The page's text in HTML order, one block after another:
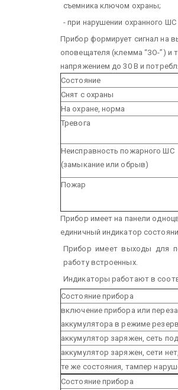
съемника ключом охраны;
- при нарушении охранного
Прибор формирует сигнал на
оповещателя (клемма “ЗО-”) и
напряжением до 30 В и
Состояние
Снят с охраны
На охране, норма
Тревога
Неисправность пожарного ШС
(замыкание или обрыв)
Пожар
Прибор имеет на панели
единичный индикатор
Прибор имеет выходы для
работу встроенных.
Индикаторы работают в
Состояние прибора
включение прибора или
аккумулятора в режиме
аккумулятор заряжен, сеть
аккумулятор заряжен, сети
те же состояния, тампер
Состояние прибора